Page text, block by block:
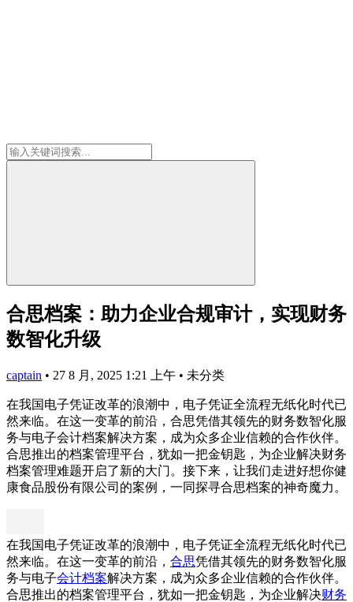
合思档案：助力企业合规审计，实现财务
数智化升级
captain • 27 8 月, 2025 1:21 上午 • 未分类
在我国电子凭证改革的浪潮中，电子凭证全流程无纸化时代已
然来临。在这一变革的前沿，合思凭借其领先的财务数智化服
务与电子会计档案解决方案，成为众多企业信赖的合作伙伴。
合思推出的档案管理平台，犹如一把金钥匙，为企业解决财务
档案管理难题开启了新的大门。接下来，让我们走进好想你健
康食品股份有限公司的案例，一同探寻合思档案的神奇魔力。
在我国电子凭证改革的浪潮中，电子凭证全流程无纸化时代已
然来临。在这一变革的前沿， 合思凭借其领先的财务数智化服
务与电子会计档案解决方案，成为众多企业信赖的合作伙伴。
合思推出的档案管理平台，犹如一把金钥匙，为企业解决财务